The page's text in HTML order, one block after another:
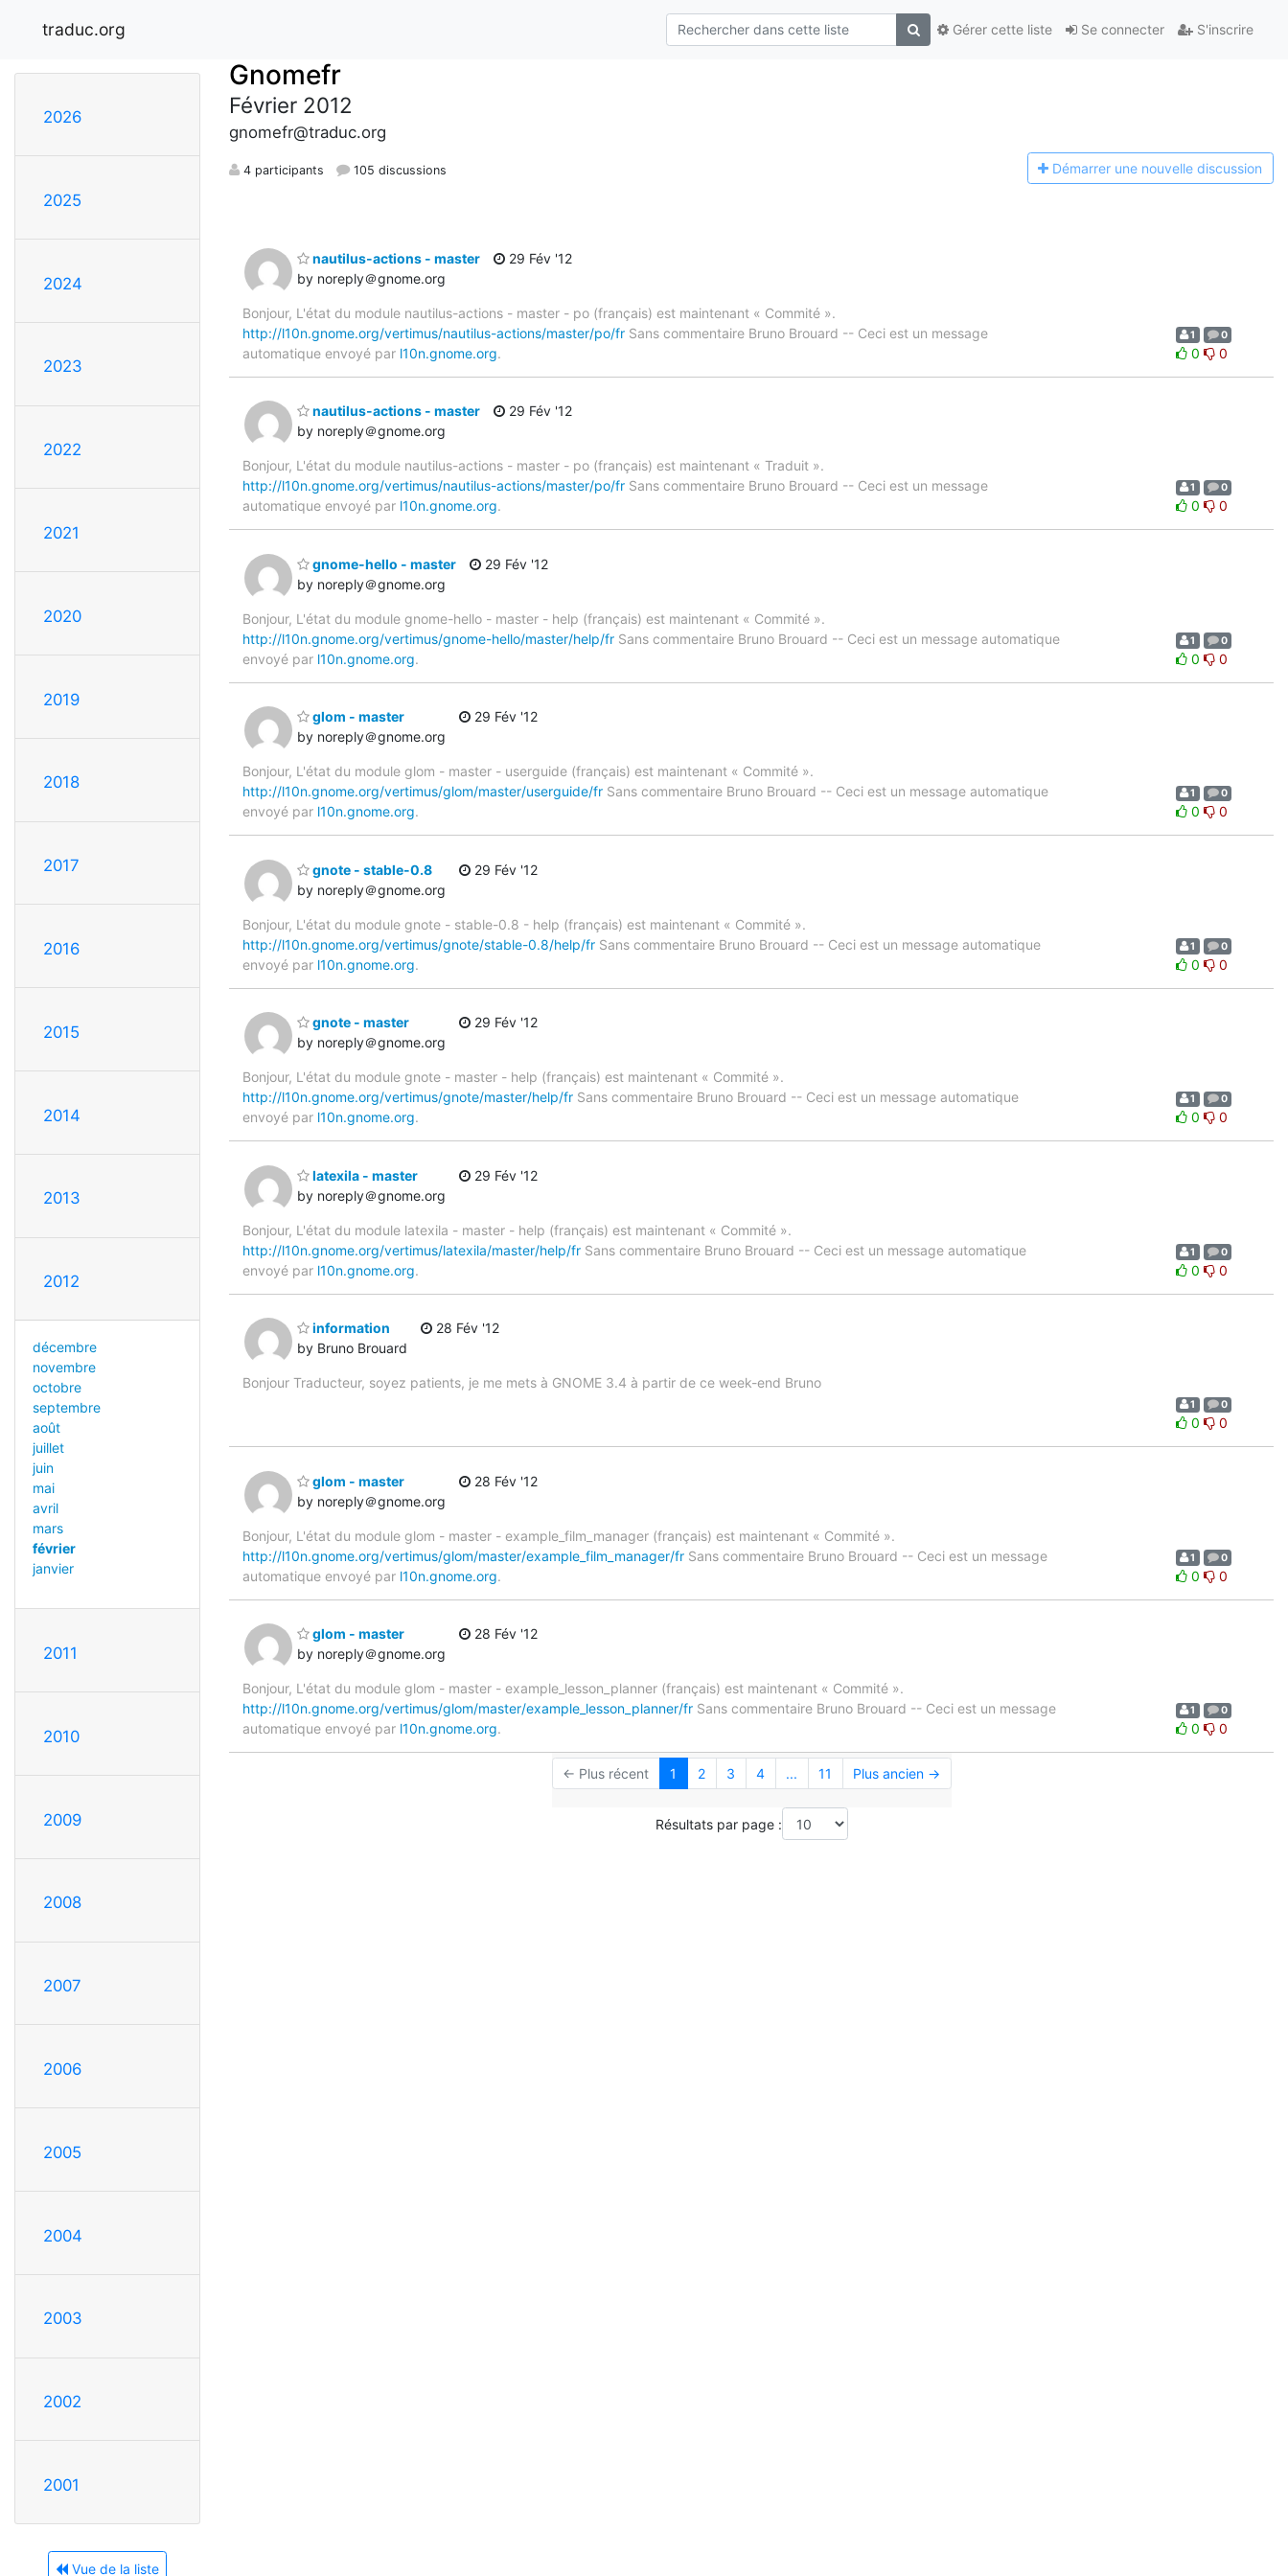
traduc.org Se connecter S'inscrire
Gérer cette liste
2026
2025
2024
2023
2022
2021
2020
2019
2018
2017
2016
2015
2014
2013
2012
décembre
novembre
octobre
septembre
août
juillet
juin
mai
avril
mars
février
janvier
2011
2010
2009
2008
2007
2006
2005
2004
2003
2002
2001
Vue de la liste
Gnomefr
Février 2012
gnomefr@traduc.org
4 participants 105 discussions Démarrer une nouvelle discussion
nautilus-actions - master
by noreply＠gnome.org
29 Fév '12
Bonjour, L'état du module nautilus-actions - master - po (français) est maintenant « Commité ».
http://l10n.gnome.org/vertimus/nautilus-actions/master/po/fr Sans commentaire Bruno Brouard -- Ceci est un message
automatique envoyé par l10n.gnome.org.
1 0
0 0
nautilus-actions - master
by noreply＠gnome.org
29 Fév '12
Bonjour, L'état du module nautilus-actions - master - po (français) est maintenant « Traduit ».
http://l10n.gnome.org/vertimus/nautilus-actions/master/po/fr Sans commentaire Bruno Brouard -- Ceci est un message
automatique envoyé par l10n.gnome.org.
1 0
0 0
gnome-hello - master
by noreply＠gnome.org
29 Fév '12
Bonjour, L'état du module gnome-hello - master - help (français) est maintenant « Commité ».
http://l10n.gnome.org/vertimus/gnome-hello/master/help/fr Sans commentaire Bruno Brouard -- Ceci est un message automatique
envoyé par l10n.gnome.org.
1 0
0 0
glom - master
by noreply＠gnome.org
29 Fév '12
Bonjour, L'état du module glom - master - userguide (français) est maintenant « Commité ».
http://l10n.gnome.org/vertimus/glom/master/userguide/fr Sans commentaire Bruno Brouard -- Ceci est un message automatique
envoyé par l10n.gnome.org.
1 0
0 0
gnote - stable-0.8
by noreply＠gnome.org
29 Fév '12
Bonjour, L'état du module gnote - stable-0.8 - help (français) est maintenant « Commité ».
http://l10n.gnome.org/vertimus/gnote/stable-0.8/help/fr Sans commentaire Bruno Brouard -- Ceci est un message automatique
envoyé par l10n.gnome.org.
1 0
0 0
gnote - master
by noreply＠gnome.org
29 Fév '12
Bonjour, L'état du module gnote - master - help (français) est maintenant « Commité ».
http://l10n.gnome.org/vertimus/gnote/master/help/fr Sans commentaire Bruno Brouard -- Ceci est un message automatique
envoyé par l10n.gnome.org.
1 0
0 0
latexila - master
by noreply＠gnome.org
29 Fév '12
Bonjour, L'état du module latexila - master - help (français) est maintenant « Commité ».
http://l10n.gnome.org/vertimus/latexila/master/help/fr Sans commentaire Bruno Brouard -- Ceci est un message automatique
envoyé par l10n.gnome.org.
1 0
0 0
information
by Bruno Brouard
28 Fév '12
Bonjour Traducteur, soyez patients, je me mets à GNOME 3.4 à partir de ce week-end Bruno
1 0
0 0
glom - master
by noreply＠gnome.org
28 Fév '12
Bonjour, L'état du module glom - master - example_film_manager (français) est maintenant « Commité ».
http://l10n.gnome.org/vertimus/glom/master/example_film_manager/fr Sans commentaire Bruno Brouard -- Ceci est un message
automatique envoyé par l10n.gnome.org.
1 0
0 0
glom - master
by noreply＠gnome.org
28 Fév '12
Bonjour, L'état du module glom - master - example_lesson_planner (français) est maintenant « Commité ».
http://l10n.gnome.org/vertimus/glom/master/example_lesson_planner/fr Sans commentaire Bruno Brouard -- Ceci est un message
automatique envoyé par l10n.gnome.org.
1 0
0 0
← Plus récent 1 2 3 4 ... 11 Plus ancien →
Résultats par page :